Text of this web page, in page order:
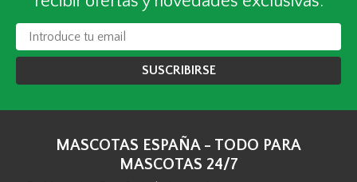
SUSCRIBIRSE
MASCOTAS ESPAÑA - TODO PARA
MASCOTAS 24/7